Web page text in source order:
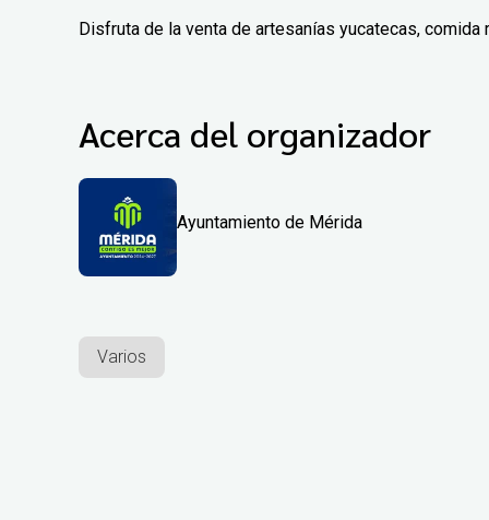
Disfruta de la venta de artesanías yucatecas,
Acerca del organizador
Ayuntamiento de Mérida
Varios